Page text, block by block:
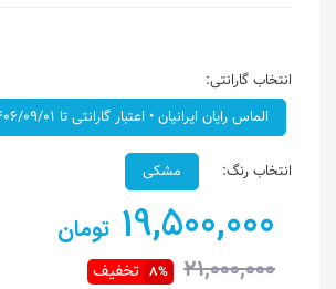
انتخاب گارانتی:
الماس رایان ایرانیان • اعتبار گارانتی تا ۱۴۰۶/۰۹/۰۱
انتخاب رنگ: مشکی
19,500,000 تومان
21,000,000
8% تخفیف